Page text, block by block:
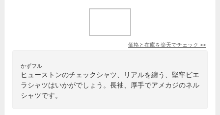
価格と在庫を楽天でチェック >>
かずフル
ヒューストンのチェックシャツ、リアルを纏う、堅牢ビエ
ラシャツはいかがでしょう。長袖、厚手でアメカジのネル
シャツです。